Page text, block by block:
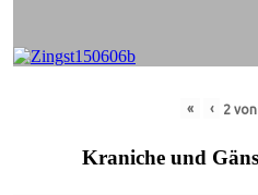
« ‹ 2von
Kraniche und